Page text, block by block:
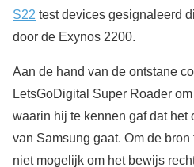
S22 test devices gesignaleerd
door de Exynos 2200.
Aan de hand van de ontstane
LetsGoDigital Super Roader
waarin hij te kennen gaf dat het
van Samsung gaat. Om de
niet mogelijk om het bewijs